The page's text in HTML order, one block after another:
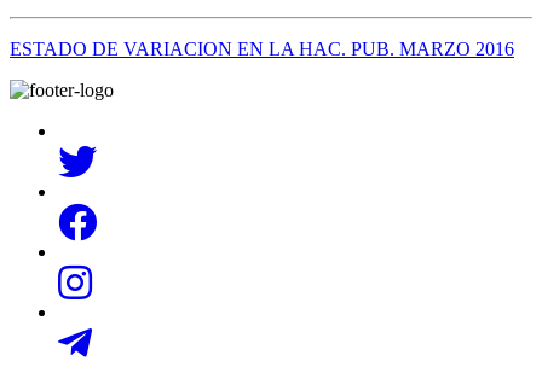
ESTADO DE VARIACION EN LA HAC. PUB. MARZO 2016